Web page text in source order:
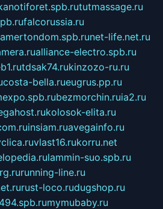
tutmassage.ru
falcorussia.ru
net-life.net.ru
alliance-electro.spb.ru
tdsak74.rukinzozo-ru.ru
costa-bella.rueugrus.pp.ru
bezmorchin.ruia2.ru
kolosok-elita.ru
insiam.ruavegainfo.ru
vlast16.rukorru.net
lammin-suo.spb.ru
running-line.ru
rust-loco.rudugshop.ru
mymubaby.ru